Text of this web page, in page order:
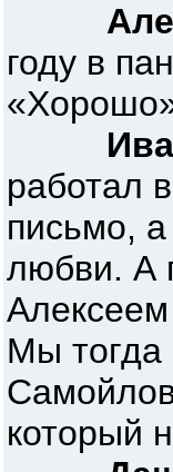
году в
работал
письмо,
любви. А
Мы тогда
который